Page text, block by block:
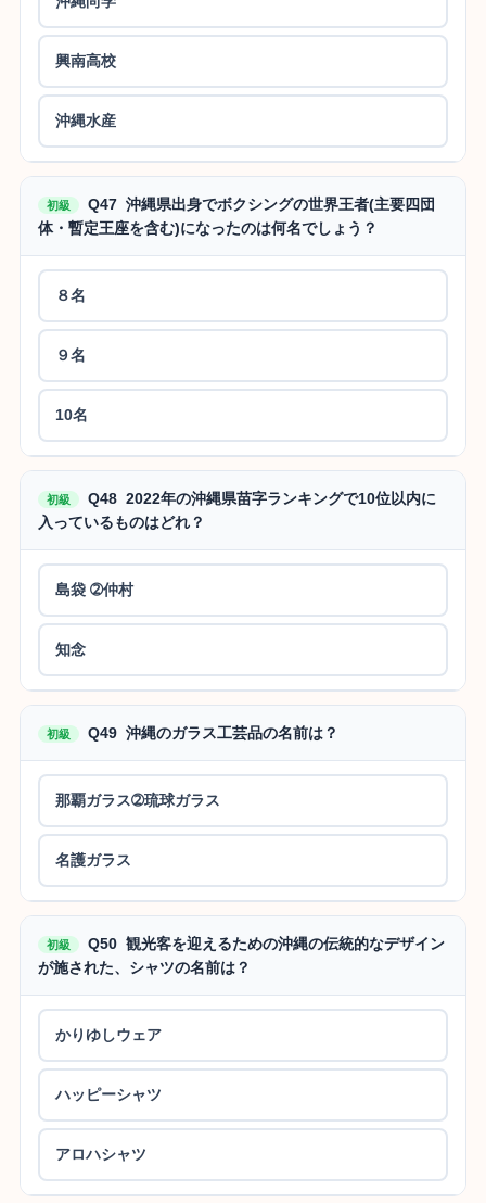
興南高校
沖縄水産
初級
Q47 沖縄県出身でボクシングの世界王者(主要四団
体・暫定王座を含む)になったのは何名でしょう？
８名
９名
10名
初級
Q48 2022年の沖縄県苗字ランキングで10位以内に
入っているものはどれ？
島袋 ➁仲村
知念
初級 Q49 沖縄のガラス工芸品の名前は？
那覇ガラス➁琉球ガラス
名護ガラス
初級
Q50 観光客を迎えるための沖縄の伝統的なデザイン
が施された、シャツの名前は？
かりゆしウェア
ハッピーシャツ
アロハシャツ